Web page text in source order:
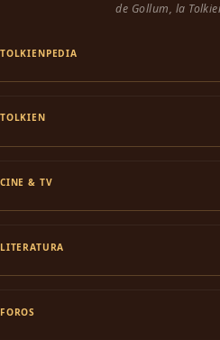
de Gollum, la
TOLKIENPEDIA
TOLKIEN
CINE & TV
LITERATURA
FOROS